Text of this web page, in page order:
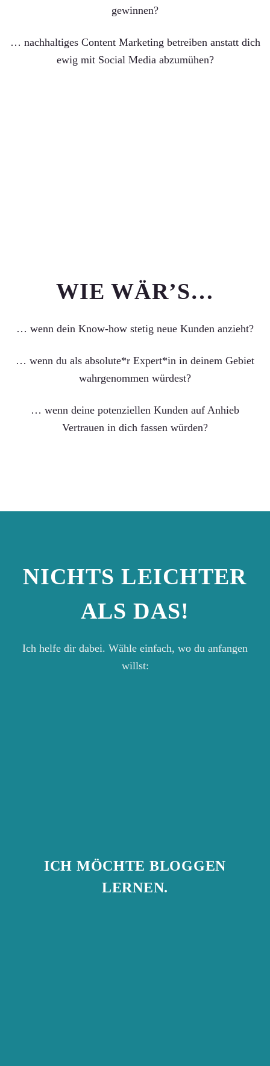
gewinnen?
… nachhaltiges Content Marketing betreiben anstatt dich
ewig mit Social Media abzumühen?
WIE WÄR’S…
… wenn dein Know-how stetig neue Kunden anzieht?
… wenn du als absolute*r Expert*in in deinem Gebiet
wahrgenommen würdest?
… wenn deine potenziellen Kunden auf Anhieb
Vertrauen in dich fassen würden?
NICHTS LEICHTER
ALS DAS!
Ich helfe dir dabei. Wähle einfach, wo du anfangen
willst:
ICH MÖCHTE BLOGGEN
LERNEN.